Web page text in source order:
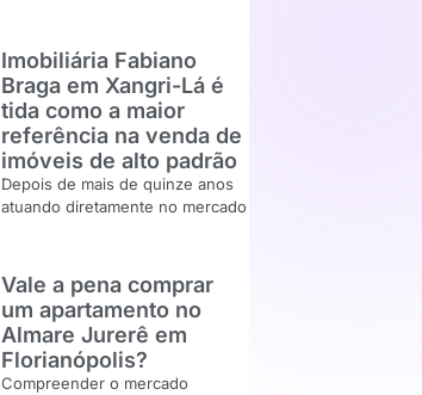
Imobiliária Fabiano
Braga em Xangri-Lá é
tida como a maior
referência na venda de
imóveis de alto padrão
Depois de mais de quinze anos
atuando diretamente no mercado
Vale a pena comprar
um apartamento no
Almare Jurerê em
Florianópolis?
Compreender o mercado